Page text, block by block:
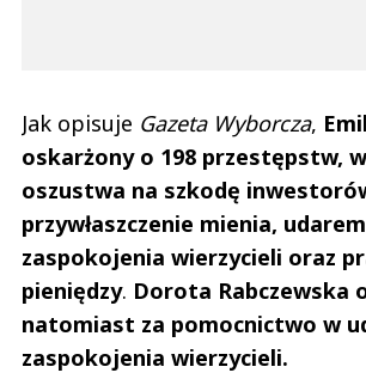
Jak opisuje Gazeta Wyborcza,
oskarżony o 198 przestępstw,
oszustwa na szkodę
przywłaszczenie mienia,
zaspokojenia wierzycieli oraz
pieniędzy. Dorota Rabczewska
natomiast za pomocnictwo w
zaspokojenia wierzycieli.